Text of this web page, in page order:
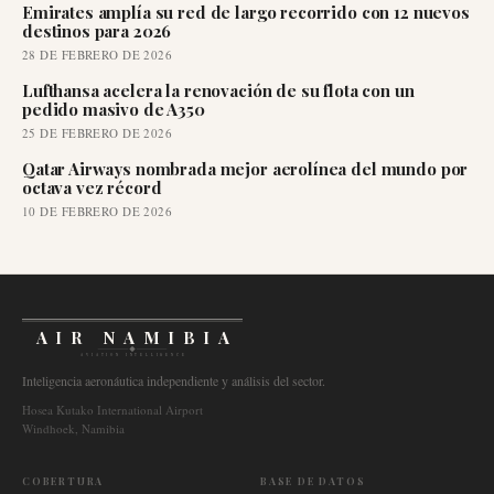
Emirates amplía su red de largo recorrido con 12 nuevos
destinos para 2026
28 DE FEBRERO DE 2026
Lufthansa acelera la renovación de su flota con un
pedido masivo de A350
25 DE FEBRERO DE 2026
Qatar Airways nombrada mejor aerolínea del mundo por
octava vez récord
10 DE FEBRERO DE 2026
AIR NAMIBIA
AVIATION INTELLIGENCE
Inteligencia aeronáutica independiente y análisis del sector.
Hosea Kutako International Airport
Windhoek, Namibia
COBERTURA BASE DE DATOS